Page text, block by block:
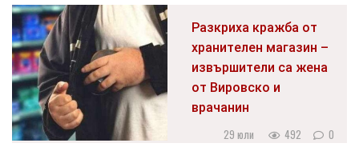
Разкриха кражба от
хранителен магазин –
извършители са жена
от Вировско и
врачанин
29 юли 492 0